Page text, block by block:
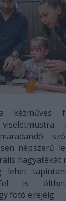
kézműves
népszerű
hagyatékát
lehet
is
fotó erejéig.